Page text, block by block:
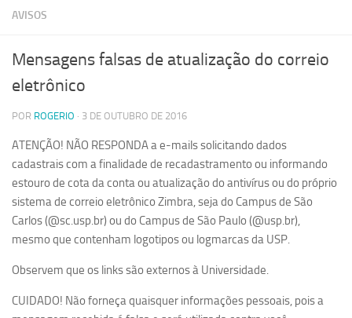
Atendimento
Competências
Infraestrutura
Serviços
AVISOS
Mensagens falsas de atualização do correio
eletrônico
POR ROGERIO · 3 DE OUTUBRO DE 2016
ATENÇÃO! NÃO RESPONDA a e-mails solicitando dados
cadastrais com a finalidade de recadastramento ou informando
estouro de cota da conta ou atualização do antivírus ou do próprio
sistema de correio eletrônico Zimbra, seja do Campus de São
Carlos (@sc.usp.br) ou do Campus de São Paulo (@usp.br),
mesmo que contenham logotipos ou logmarcas da USP.
Observem que os links são externos à Universidade.
CUIDADO! Não forneça quaisquer informações pessoais, pois a